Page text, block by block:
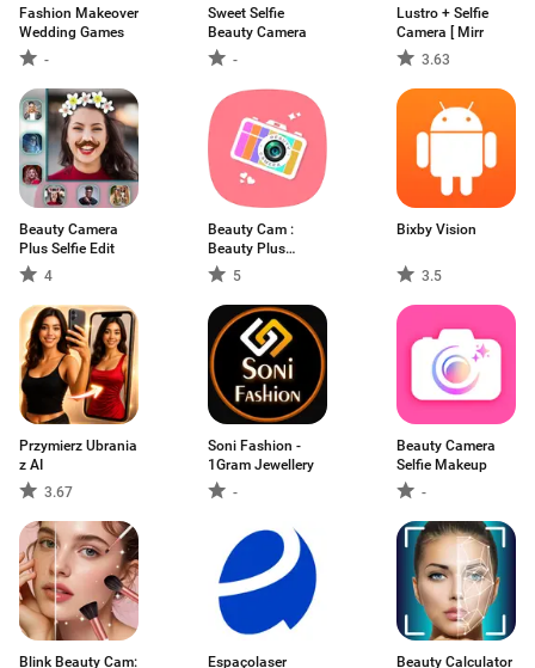
Fashion Makeover
Wedding Games
-
Sweet Selfie
Beauty Camera
-
Lustro + Selfie
Camera [ Mirr
3.63
Beauty Camera
Plus Selfie Edit
4
Beauty Cam :
Beauty Plus
Camera
5
Bixby Vision
3.5
Przymierz Ubrania
z AI
3.67
Soni Fashion -
1Gram Jewellery
-
Beauty Camera
Selfie Makeup
-
Blink Beauty Cam:
Espaçolaser
Beauty Calculator